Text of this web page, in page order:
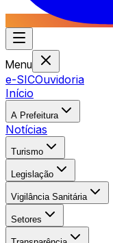
Menu
e-SICOuvidoria
Início
A Prefeitura
Notícias
Turismo
Legislação
Vigilância Sanitária
Setores